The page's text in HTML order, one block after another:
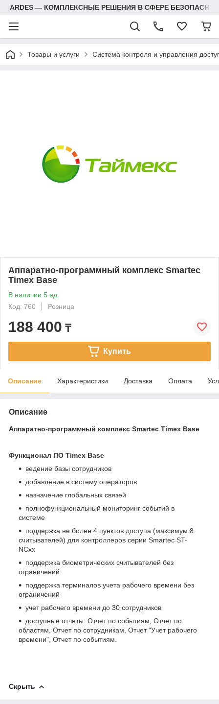
ARDES — КОМПЛЕКСНЫЕ РЕШЕНИЯ В СФЕРЕ
Товары и услуги Система контроля и управления
Аппаратно-программный комплекс Smartec
Timex Base
В наличии 5 ед.
Код: 760
Розница
188 400 ₸
Купить
Описание Характеристики Доставка Оплата
Описание
Аппаратно-программный комплекс Smartec Timex Base
Функционал ПО Timex Base
ведение базы сотрудников
добавление в систему операторов
назначение глобальных связей
полнофункциональный мониторинг событий в
системе
поддержка не более 4 пунктов доступа (максимум 8
считывателей) для контроллеров серии Smartec ST-
NCxx
поддержка биометрических считывателей без
ограничений
поддержка терминалов учета рабочего времени без
ограничений
учет рабочего времени до 30 сотрудников
доступные отчеты: Отчет по событиям, Отчет по
областям, Отчет по сотрудникам, Отчет "Учет рабочего
времени", Отчет по событиям.
Скрыть